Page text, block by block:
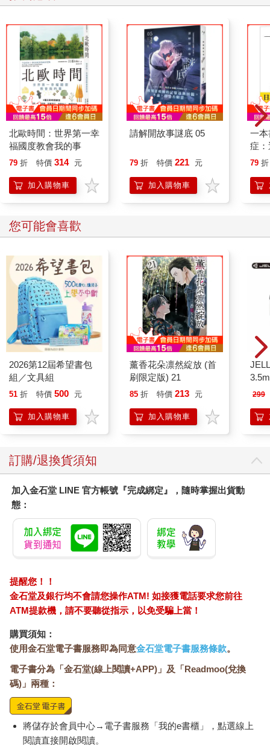
北歐時間：世界第一幸
福國度教會我的事
79 折 特價 314 元
加入購物車
請解開故事謎底 05
79 折 特價 221 元
加入購物車
一
症
開
的
79 折
您可能會喜歡
2026第12屆希望書包
組／文具組
51 折 特價 500 元
加入購物車
薰香花朵凛然綻放 (首
刷限定版) 21
85 折 特價 213 元
加入購物車
式
299
訂購/退換貨須知
加入金石堂 LINE 官方帳號『完成綁定』，隨時掌握出貨動
態：
提醒您！！
金石堂及銀行均不會請您操作ATM! 如接獲電話要求您前往
ATM提款機，請不要聽從指示，以免受騙上當！
購買須知：
使用金石堂電子書服務即為同意金石堂電子書服務條款。
電子書分為「金石堂(線上閱讀+APP)」及「Readmoo(兌換
碼)」兩種：
將儲存於會員中心→電子書服務「我的e書櫃」，點選線上
閱讀直接開啟閱讀。